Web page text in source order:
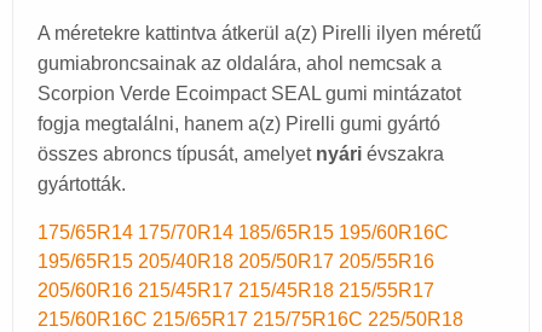
A méretekre kattintva átkerül a(z) Pirelli ilyen méretű
gumiabroncsainak az oldalára, ahol nemcsak a
Scorpion Verde Ecoimpact SEAL gumi mintázatot
fogja megtalálni, hanem a(z) Pirelli gumi gyártó
összes abroncs típusát, amelyet nyári évszakra
gyártották.
175/65R14 175/70R14 185/65R15 195/60R16C
195/65R15 205/40R18 205/50R17 205/55R16
205/60R16 215/45R17 215/45R18 215/55R17
215/60R16C 215/65R17 215/75R16C 225/50R18